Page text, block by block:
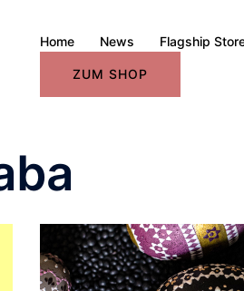
Home News Flagship
ZUM SHOP